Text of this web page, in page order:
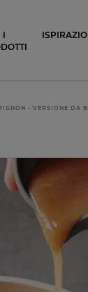
I
- VERSIONE DA